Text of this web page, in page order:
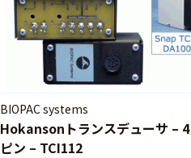
BIOPAC systems
Hokansonトランスデューサ – 4
ピン – TCI112